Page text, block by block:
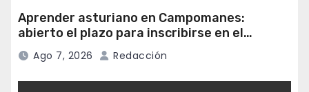
Aprender asturiano en Campomanes:
abierto el plazo para inscribirse en el
programa Falamos
Ago 7, 2026 Redacción